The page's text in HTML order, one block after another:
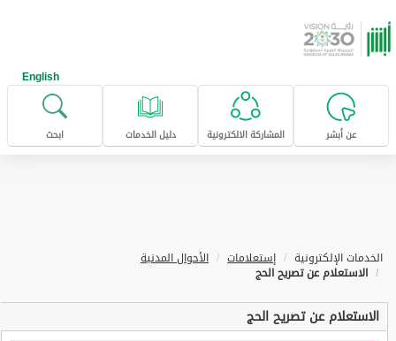
تخطى للإنتقال إلى المحتوى الرئيسي
English
عن أبشر المشاركة الالكترونية دليل الخدمات ابحث
الخدمات الإلكترونية إستعلامات الأحوال المدنية
الاستعلام عن تصريح الحج
الاستعلام عن تصريح الحج